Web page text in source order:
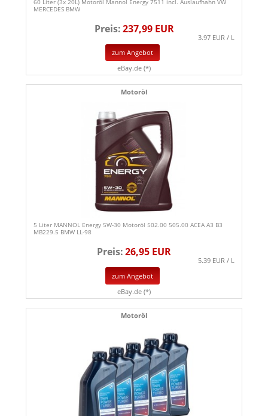
MERCEDES BMW
Preis:237,99 EUR
3.97 EUR / L
zum Angebot
eBay.de (*)
Motoröl
5 Liter MANNOL Energy 5W-30 Motoröl 502.00 505.00 ACEA A3 B3
MB229.5 BMW LL-98
Preis:26,95 EUR
5.39 EUR / L
zum Angebot
eBay.de (*)
Motoröl